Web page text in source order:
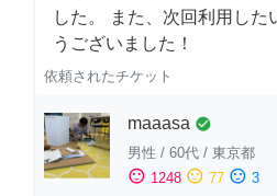
した。 また、次回利用した
うございました！
依頼されたチケット
maaasa check_circle
男性 / 60代 / 東京都
sentiment_satisfied 1248 sentiment_neutral 77 sentiment_dissatisfied 3